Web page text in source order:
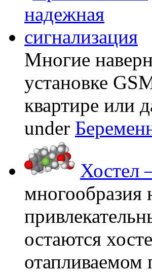
Многие
установке
квартире или
under
Хостел
многообразия
остаются
отапливаемом